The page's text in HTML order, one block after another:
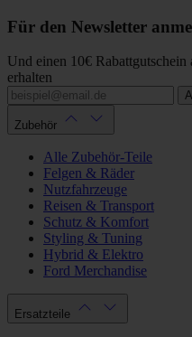
Für den Newsletter
Und einen 10€
erhalten
Zubehör
Alle Zubehör-Teile
Felgen & Räder
Nutzfahrzeuge
Reisen & Transport
Schutz & Komfort
Styling & Tuning
Hybrid & Elektro
Ford Merchandise
Ersatzteile